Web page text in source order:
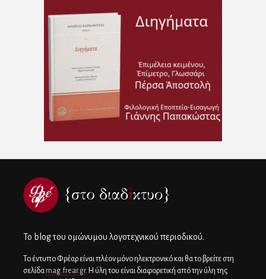
To blog του ομώνυμου λογοτεχνικού περιοδικού.
Το έντυπο Φρέαρ είναι πλέον μόνο ηλεκτρονικό και θα το βρείτε στη
σελίδα mag.frear.gr. Η ύλη του είναι διαφορετική από την ύλη της